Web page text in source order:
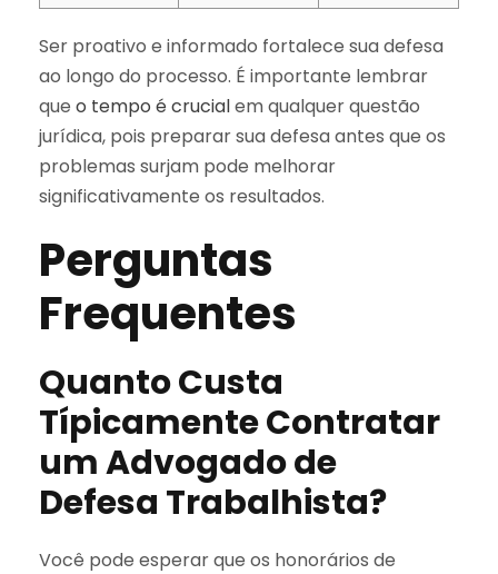
Ser proativo e informado fortalece sua defesa
ao longo do processo. É importante lembrar
que o tempo é crucialem qualquer questão
jurídica, pois preparar sua defesa antes que os
problemas surjam pode melhorar
significativamente os resultados.
Perguntas
Frequentes
Quanto Custa
Típicamente Contratar
um Advogado de
Defesa Trabalhista?
Você pode esperar que os honorários de